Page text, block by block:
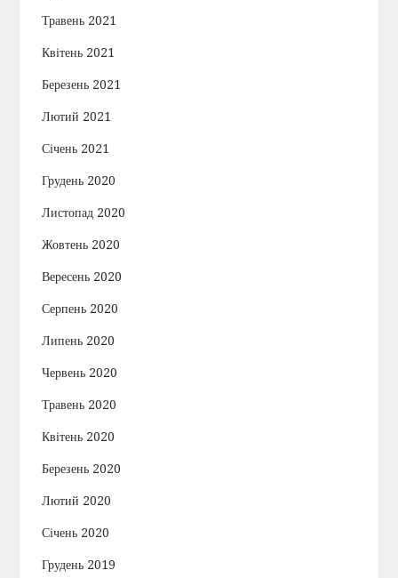
Травень 2021
Квітень 2021
Березень 2021
Лютий 2021
Січень 2021
Грудень 2020
Листопад 2020
Жовтень 2020
Вересень 2020
Серпень 2020
Липень 2020
Червень 2020
Травень 2020
Квітень 2020
Березень 2020
Лютий 2020
Січень 2020
Грудень 2019